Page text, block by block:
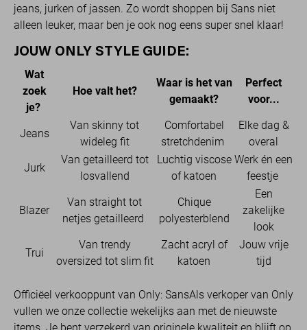
jeans, jurken of jassen. Zo wordt shoppen bij Sans niet
alleen leuker, maar ben je ook nog eens super snel klaar!
JOUW ONLY STYLE GUIDE:
Wat
zoek
je?
Hoe valt het?
Waar is het van
gemaakt?
Perfect
voor...
Jeans
Van skinny tot
wideleg fit
Comfortabel
stretchdenim
Elke dag &
overal
Jurk
Van getailleerd tot
losvallend
Luchtig viscose
of katoen
Werk én een
feestje
Blazer
Van straight tot
netjes getailleerd
Chique
polyesterblend
Een
zakelijke
look
Trui
Van trendy
oversized tot slim fit
Zacht acryl of
katoen
Jouw vrije
tijd
Officiëel verkooppunt van Only: SansAls verkoper van Only
vullen we onze collectie wekelijks aan met de nieuwste